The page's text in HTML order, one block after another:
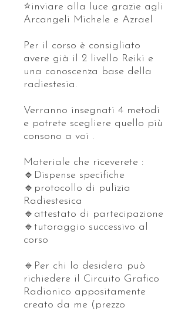
⭐️inviare alla luce grazie agli
Arcangeli Michele e Azrael
Per il corso è consigliato
avere già il 2 livello Reiki e
una conoscenza base della
radiestesia.
Verranno insegnati 4 metodi
e potrete scegliere quello più
consono a voi .
Materiale che riceverete :
🔹Dispense specifiche
🔹protocollo di pulizia
Radiestesica
🔹attestato di partecipazione
🔹tutoraggio successivo al
corso
🔹Per chi lo desidera può
richiedere il Circuito Grafico
Radionico appositamente
creato da me (prezzo